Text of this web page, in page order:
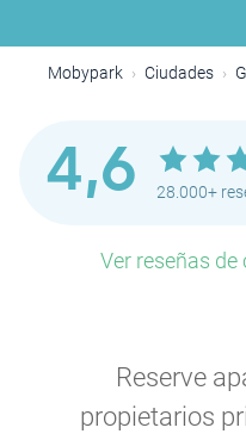
Mobypark Ciudades
4,6 28.000+
Ver reseñas de
Reserve
propietarios